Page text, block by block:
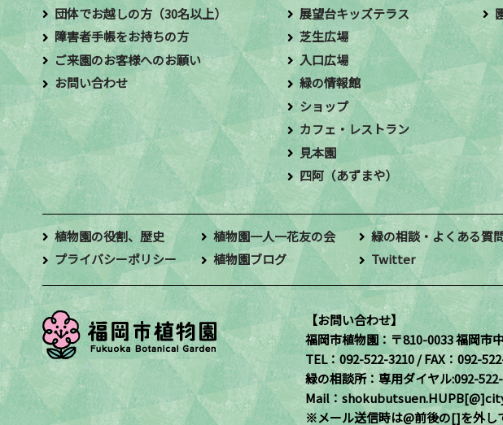
団体でお越しの方（30名以上）
障害者手帳をお持ちの方
ご来園のお客様へのお願い
お問い合わせ
展望台キッズテラス
芝生広場
入口広場
緑の情報館
ショップ
カフェ・レストラン
見本園
四阿（あずまや）
植物園の役割、歴史 植物園一人一花友の会 緑の相談・よくある質
プライバシーポリシー
植物園ブログ Twitter
【お問い合わせ】
福岡市植物園： 〒810-0033 福岡市
TEL：092-522-3210 / FAX：092-
緑の相談所：専用ダイヤル:092-
Mail：
※メール送信時は@前後の[]を外し